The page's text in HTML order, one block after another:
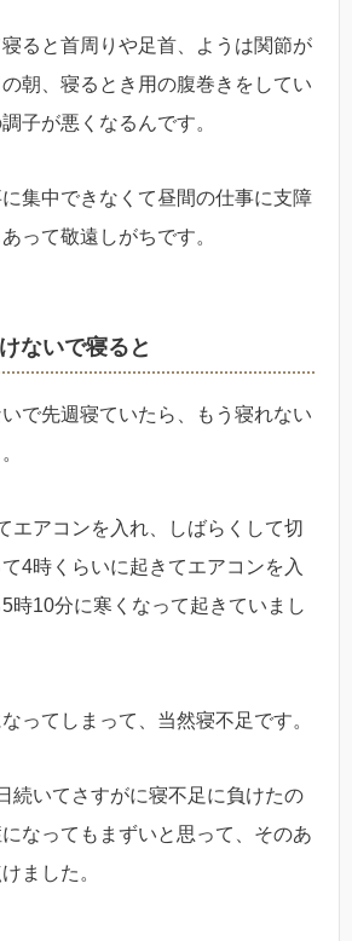
ると首周りや足首、ようは関節が
朝、寝るとき用の腹巻きをしてい
子が悪くなるんです。
集中できなくて昼間の仕事に支障
って敬遠しがちです。
ないで寝ると
で先週寝ていたら、もう寝れない
エアコンを入れ、しばらくして切
4時くらいに起きてエアコンを入
時10分に寒くなって起きていまし
ってしまって、当然寝不足です。
続いてさすがに寝不足に負けたの
なってもまずいと思って、そのあ
ました。